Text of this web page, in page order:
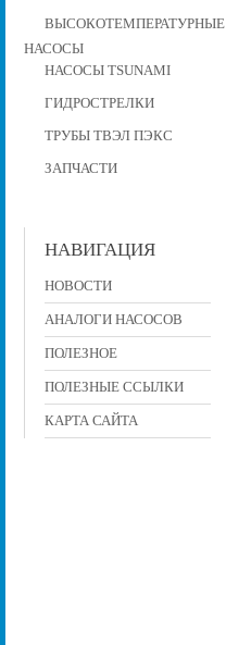
ВЫСОКОТЕМПЕРАТУРНЫЕ
НАСОСЫ
НАСОСЫ TSUNAMI
ГИДРОСТРЕЛКИ
ТРУБЫ ТВЭЛ ПЭКС
ЗАПЧАСТИ
НАВИГАЦИЯ
НОВОСТИ
АНАЛОГИ НАСОСОВ
ПОЛЕЗНОЕ
ПОЛЕЗНЫЕ ССЫЛКИ
КАРТА САЙТА